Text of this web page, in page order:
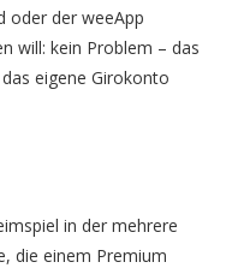
oder der weeApp
will: kein Problem – das
eigene Girokonto
in der mehrere
die einem Premium